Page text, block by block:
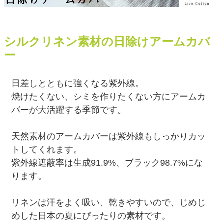
シルクリネン素材の日除けアームカバ
ー
日差しとともに強くなる紫外線。
焼けたくない、シミを作りたくない方にアームカ
バーが大活躍する季節です。
天然素材のアームカバーは紫外線もしっかりカッ
トしてくれます。
紫外線遮蔽率は生成91.9%、ブラック98.7%にな
ります。
リネンは汗をよく吸い、乾きやすいので、じめじ
めした日本の夏にぴったりの素材です。